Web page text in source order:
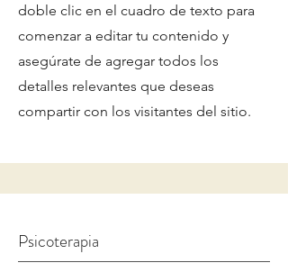
doble clic en el cuadro de texto para
comenzar a editar tu contenido y
asegúrate de agregar todos los
detalles relevantes que deseas
compartir con los visitantes del sitio.
Psicoterapia